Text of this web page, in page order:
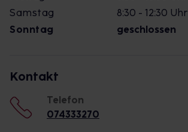
Samstag
8:30 - 12:30 Uhr
Sonntag
geschlossen
Kontakt
Telefon
074333270